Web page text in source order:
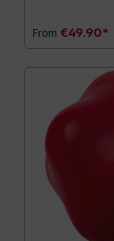
From €49.90*